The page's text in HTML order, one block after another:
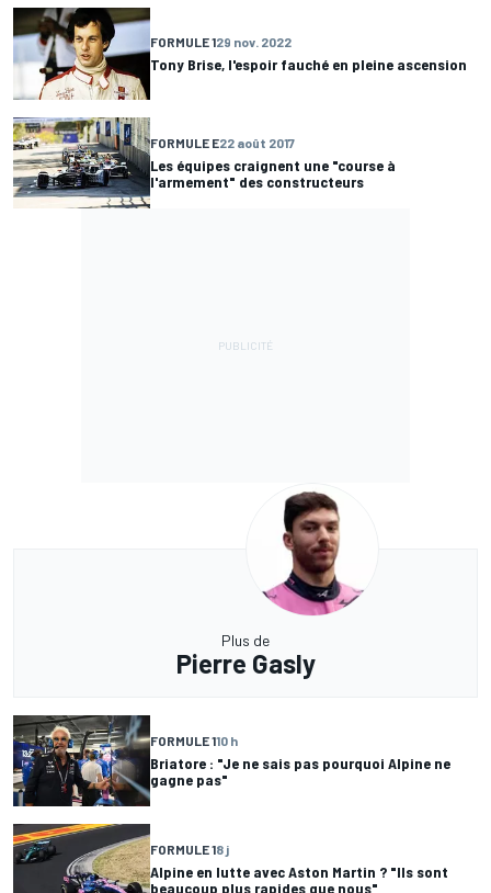
FORMULE 129 nov. 2022
Tony Brise, l'espoir fauché en pleine ascension
FORMULE E22 août 2017
Les équipes craignent une "course à
l'armement" des constructeurs
Plus de
Pierre Gasly
FORMULE 110 h
Briatore : "Je ne sais pas pourquoi Alpine ne
gagne pas"
FORMULE 18 j
Alpine en lutte avec Aston Martin ? "Ils sont
beaucoup plus rapides que nous"